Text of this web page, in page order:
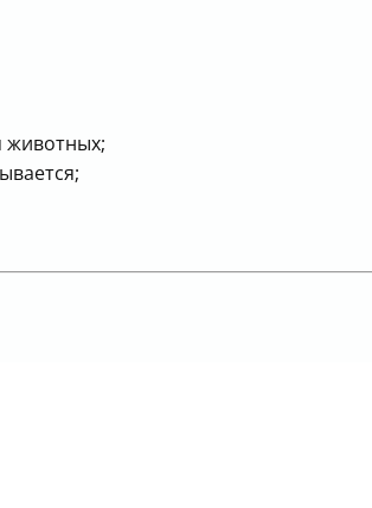
животных;